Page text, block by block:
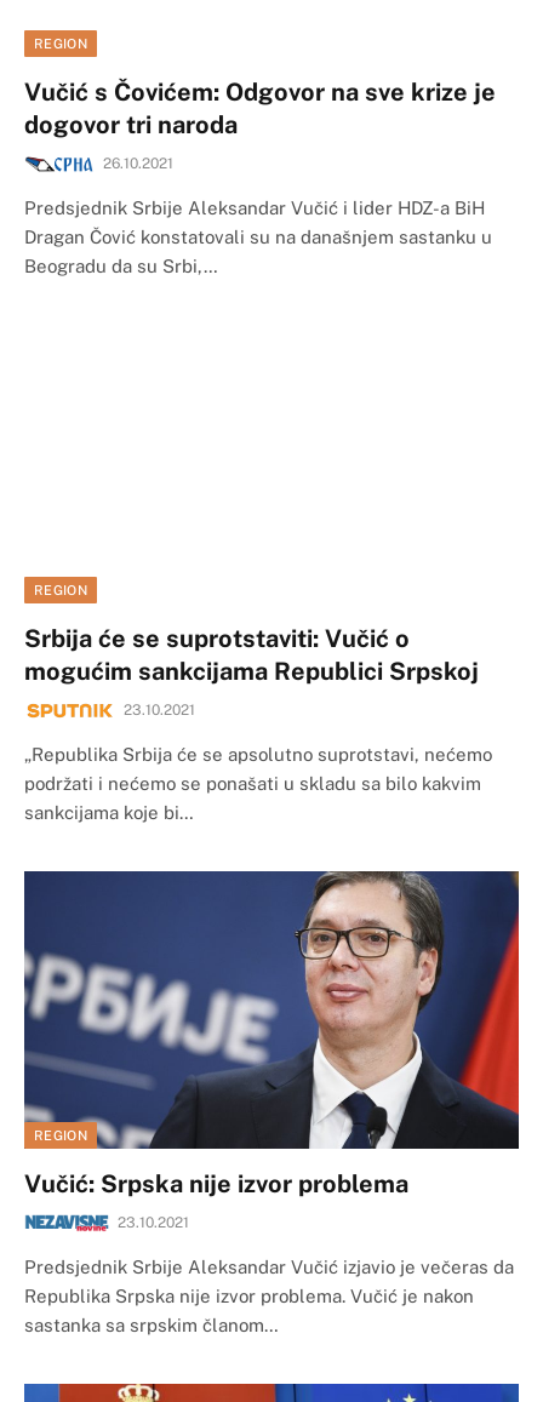
REGION
Vučić s Čovićem: Odgovor na sve krize je
dogovor tri naroda
26.10.2021
Predsjednik Srbije Aleksandar Vučić i lider HDZ-a BiH
Dragan Čović konstatovali su na današnjem sastanku u
Beogradu da su Srbi,…
REGION
Srbija će se suprotstaviti: Vučić o
mogućim sankcijama Republici Srpskoj
23.10.2021
„Republika Srbija će se apsolutno suprotstavi, nećemo
podržati i nećemo se ponašati u skladu sa bilo kakvim
sankcijama koje bi…
REGION
Vučić: Srpska nije izvor problema
23.10.2021
Predsjednik Srbije Aleksandar Vučić izjavio je večeras da
Republika Srpska nije izvor problema. Vučić je nakon
sastanka sa srpskim članom…